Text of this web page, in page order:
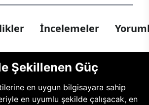
İncelemeler
Şekillenen Güç
en uygun bilgisayara sahip
en uyumlu şekilde çalışacak, en